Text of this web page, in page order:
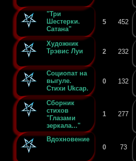
"Три
Шестерки.
Сатана"
5 452
Художник
Трэвис Луи
2 232
Социопат на
выгуле.
Стихи Ukcap.
0 132
Сборник
стихов
"Глазами
зеркала..."
1 277
Вдохновение
0
73